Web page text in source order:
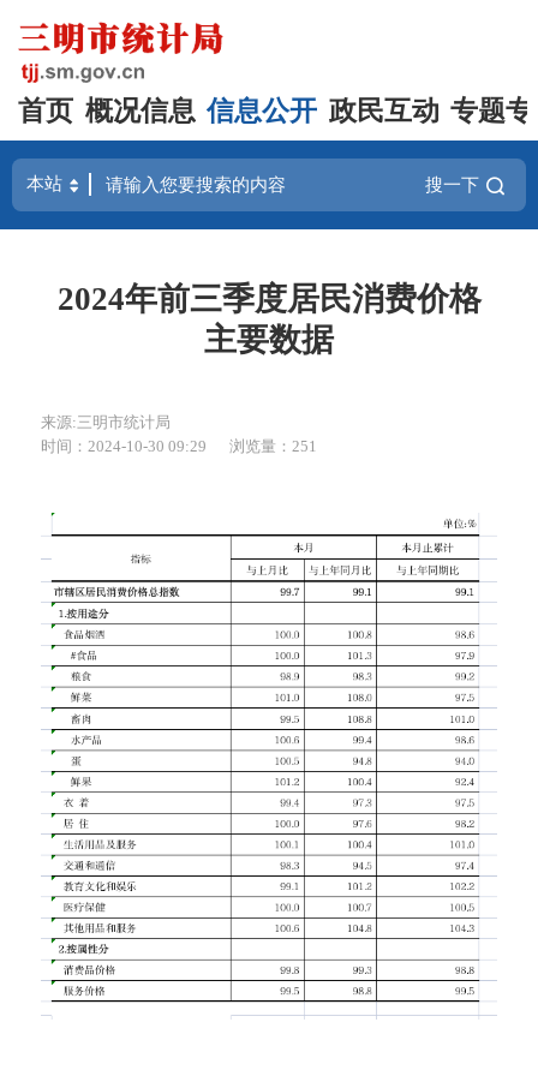
首页 概况信息 信息公开 政民互动 专题
搜一下
2024年前三季度居民消费价格
主要数据
来源:三明市统计局
时间：2024-10-30 09:29
浏览量：251